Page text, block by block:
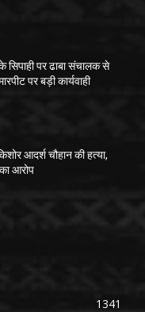
पर ढाबा संचालक से
पर बड़ी कार्यवाही
आदर्श चौहान की हत्या,
आरोप
1341